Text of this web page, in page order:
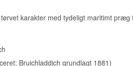
podcast: Dobbeltdestilleret
2001
2007
Maritimt · Krydret · Kraftfuld
karakter med tydeligt maritimt
Bruichladdich grundlagt 1881)